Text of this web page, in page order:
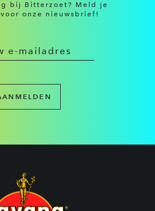
bij Bitterzoet? Meld je
onze nieuwsbrief!